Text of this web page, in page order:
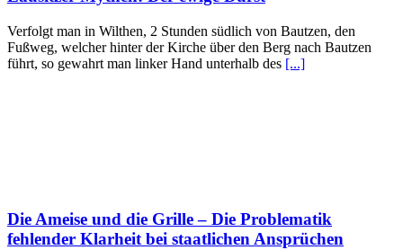
Verfolgt man in Wilthen, 2 Stunden südlich von Bautzen, den
Fußweg, welcher hinter der Kirche über den Berg nach Bautzen
führt, so gewahrt man linker Hand unterhalb des [...]
Die Ameise und die Grille – Die Problematik
fehlender Klarheit bei staatlichen Ansprüchen